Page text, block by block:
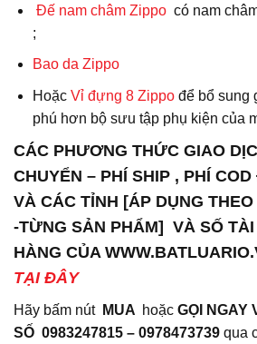
Đế nam châm Zippocó nam
;
Bao da Zippo
Hoặc Vỉ đựng 8 Zippođể bổ sung
phú hơn bộ sưu tập phụ kiện của
CÁC PHƯƠNG THỨC GIAO
CHUYỂN – PHÍ SHIP , PHÍ
VÀ CÁC TỈNH [ÁP DỤNG
-TỪNG SẢN PHẨM] VÀ SỐ
HÀNG CỦA
TẠI ĐÂY
Hãy bấm nút MUA hoặc GỌI NGAY
SỐ 0983247815 – 0978473739 qua